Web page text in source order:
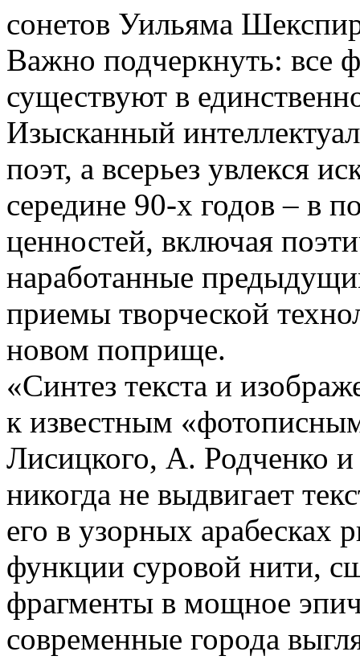
сонетов Уильяма
Важно подчеркнуть: все
существуют в
Изысканный
поэт, а всерьез увлекся
середине 90-х годов – в
ценностей, включая
наработанные
приемы творческой
новом поприще.
«Синтез текста и
к известным
Лисицкого, А. Родченко
никогда не выдвигает
его в узорных арабесках
функции суровой нити,
фрагменты в мощное
современные города